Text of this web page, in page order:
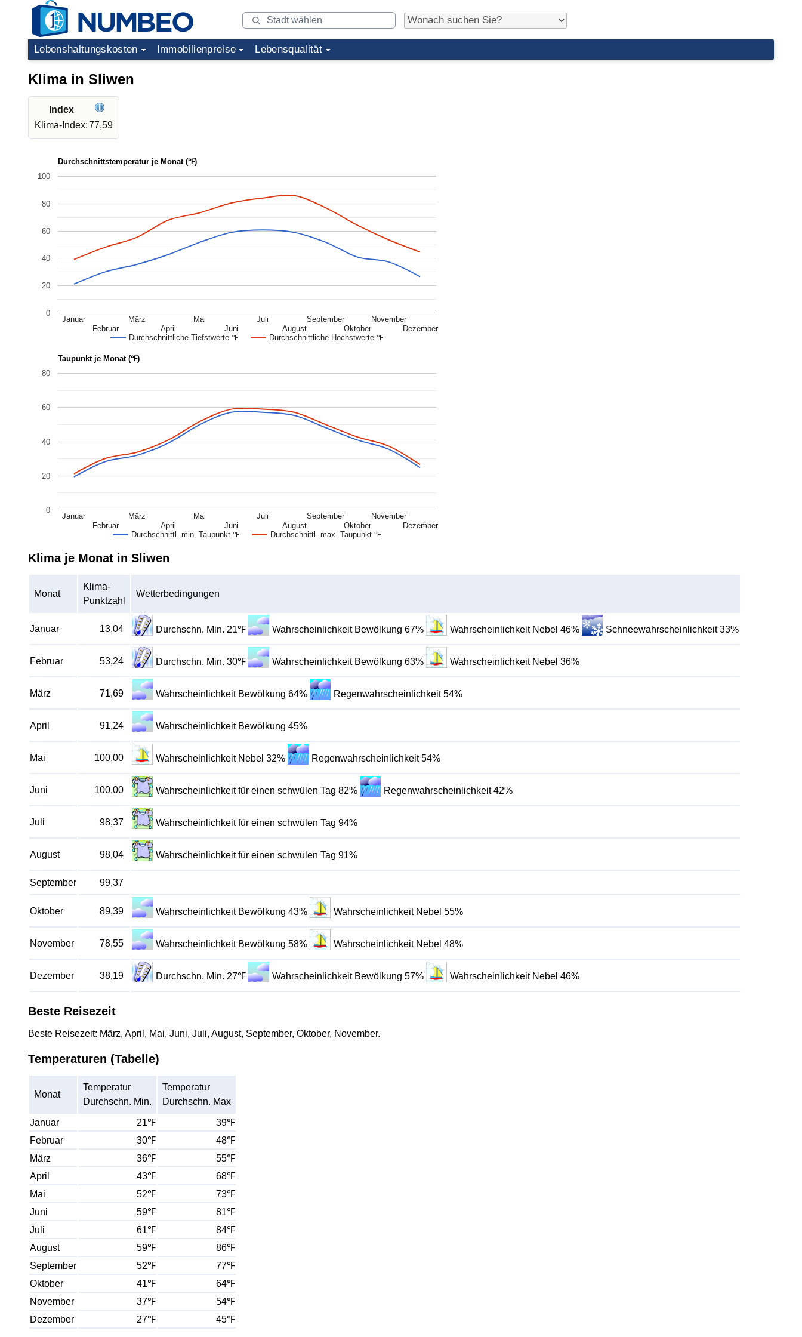
Lebenshaltungskosten Immobilienpreise Lebensqualität
Klima in Sliwen
Index
Klima-Index:77,59
Durchschnittstemperatur je Monat (℉)
Durchschnittliche Tiefstwerte ℉ Durchschnittliche Höchstwerte ℉
Januar
Februar
März
April
Mai
Juni
Juli
August
September
Oktober
November
Dezember
0
20
40
60
80
100
Taupunkt je Monat (℉)
Durchschnittl. min. Taupunkt ℉ Durchschnittl. max. Taupunkt ℉
Januar
Februar
März
April
Mai
Juni
Juli
August
September
Oktober
November
Dezember
0
20
40
60
80
Klima je Monat in Sliwen
Monat
Klima-
Punktzahl
Wetterbedingungen
Januar 13,04 Durchschn. Min. 21℉ Wahrscheinlichkeit Bewölkung 67% Wahrscheinlichkeit Nebel 46% Schneewahrscheinlichkeit 33%
Februar 53,24 Durchschn. Min. 30℉ Wahrscheinlichkeit Bewölkung 63% Wahrscheinlichkeit Nebel 36%
März 71,69 Wahrscheinlichkeit Bewölkung 64% Regenwahrscheinlichkeit 54%
April 91,24 Wahrscheinlichkeit Bewölkung 45%
Mai 100,00 Wahrscheinlichkeit Nebel 32% Regenwahrscheinlichkeit 54%
Juni 100,00 Wahrscheinlichkeit für einen schwülen Tag 82% Regenwahrscheinlichkeit 42%
Juli 98,37 Wahrscheinlichkeit für einen schwülen Tag 94%
August 98,04 Wahrscheinlichkeit für einen schwülen Tag 91%
September 99,37
Oktober 89,39 Wahrscheinlichkeit Bewölkung 43% Wahrscheinlichkeit Nebel 55%
November 78,55 Wahrscheinlichkeit Bewölkung 58% Wahrscheinlichkeit Nebel 48%
Dezember 38,19 Durchschn. Min. 27℉ Wahrscheinlichkeit Bewölkung 57% Wahrscheinlichkeit Nebel 46%
Beste Reisezeit
Beste Reisezeit: März, April, Mai, Juni, Juli, August, September, Oktober, November.
Temperaturen (Tabelle)
Monat
Temperatur
Durchschn. Min.
Temperatur
Durchschn. Max
Januar 21℉
39℉
Februar
30℉
48℉
März
36℉
55℉
April
43℉
68℉
Mai
52℉
73℉
Juni
59℉
81℉
Juli
61℉
84℉
August
59℉
86℉
September
52℉
77℉
Oktober
41℉
64℉
November
37℉
54℉
Dezember
27℉ 45℉